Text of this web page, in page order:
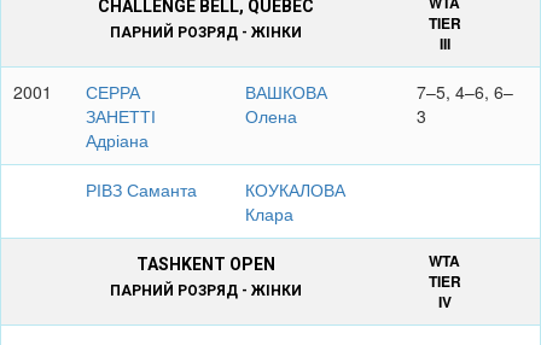
CHALLENGE BELL, QUEBEC
ПАРНИЙ РОЗРЯД - ЖІНКИ
TIER
III
2001
СЕРРА
ЗАНЕТТІ
Адріана
ВАШКОВА
Олена
7–5, 4–6, 6–
3
РІВЗ Саманта
КОУКАЛОВА
Клара
TASHKENT OPEN
ПАРНИЙ РОЗРЯД - ЖІНКИ
WTA
TIER
IV